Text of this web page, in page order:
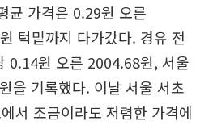
균 가격은 0.29원 오른
턱밑까지 다가갔다. 경유 전
0.14원 오른 2004.68원, 서울
을 기록했다. 이날 서울 서초
서 조금이라도 저렴한 가격에